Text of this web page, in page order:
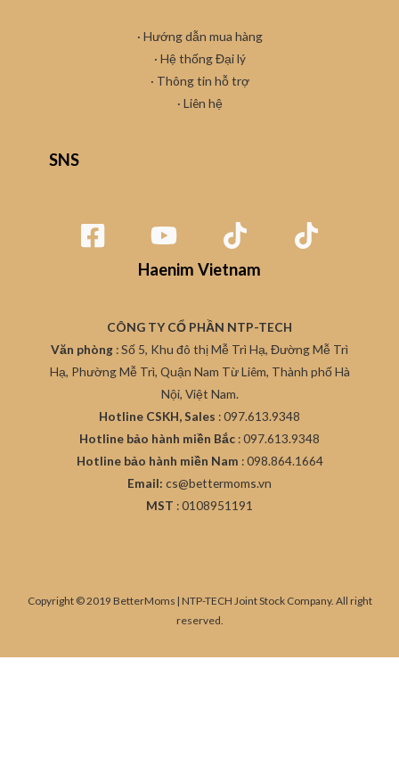
· Hướng dẫn mua hàng
· Hệ thống Đại lý
· Thông tin hỗ trợ
· Liên hệ
SNS
Haenim Vietnam
CÔNG TY CỔ PHẦN NTP-TECH
Văn phòng : Số 5, Khu đô thị Mễ Trì Hạ, Đường Mễ Trì
Hạ, Phường Mễ Trì, Quận Nam Từ Liêm, Thành phố Hà
Nội, Việt Nam.
Hotline CSKH, Sales : 097.613.9348
Hotline bảo hành miền Bắc : 097.613.9348
Hotline bảo hành miền Nam : 098.864.1664
Email: cs@bettermoms.vn
MST : 0108951191
Copyright © 2019 BetterMoms | NTP-TECH Joint Stock Company. All right
reserved.